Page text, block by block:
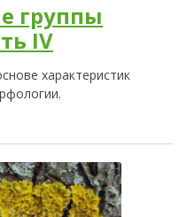
группы
IV
характеристик